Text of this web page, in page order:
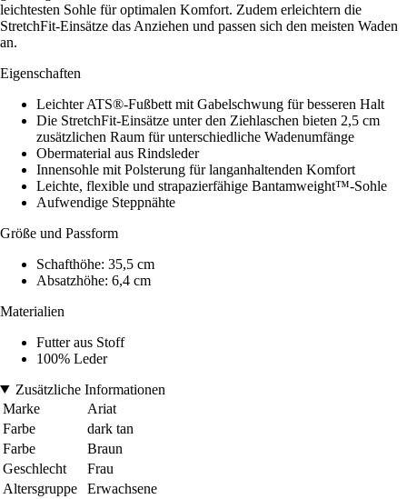
leichtesten Sohle für optimalen Komfort. Zudem erleichtern die
StretchFit-Einsätze das Anziehen und passen sich den meisten Waden
an.
Eigenschaften
Leichter ATS®-Fußbett mit Gabelschwung für besseren Halt
Die StretchFit-Einsätze unter den Ziehlaschen bieten 2,5 cm
zusätzlichen Raum für unterschiedliche Wadenumfänge
Obermaterial aus Rindsleder
Innensohle mit Polsterung für langanhaltenden Komfort
Leichte, flexible und strapazierfähige Bantamweight™-Sohle
Aufwendige Steppnähte
Größe und Passform
Schafthöhe: 35,5 cm
Absatzhöhe: 6,4 cm
Materialien
Futter aus Stoff
100% Leder
Zusätzliche Informationen
Marke
Ariat
Farbe
dark tan
Farbe
Braun
Geschlecht
Frau
Altersgruppe
Erwachsene